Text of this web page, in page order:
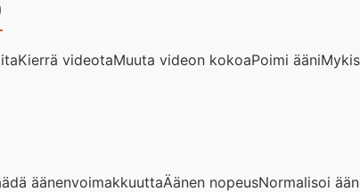
Kierrä videotaMuuta videon kokoaPoimi ääni
äänenvoimakkuuttaÄänen nopeusNormalisoi